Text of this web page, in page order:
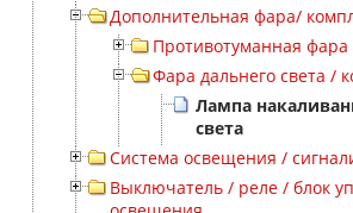
Дополнительная фара/
Противотуманная
Фара дальнего света /
Лампа
света
Система освещения /
Выключатель / реле / блок